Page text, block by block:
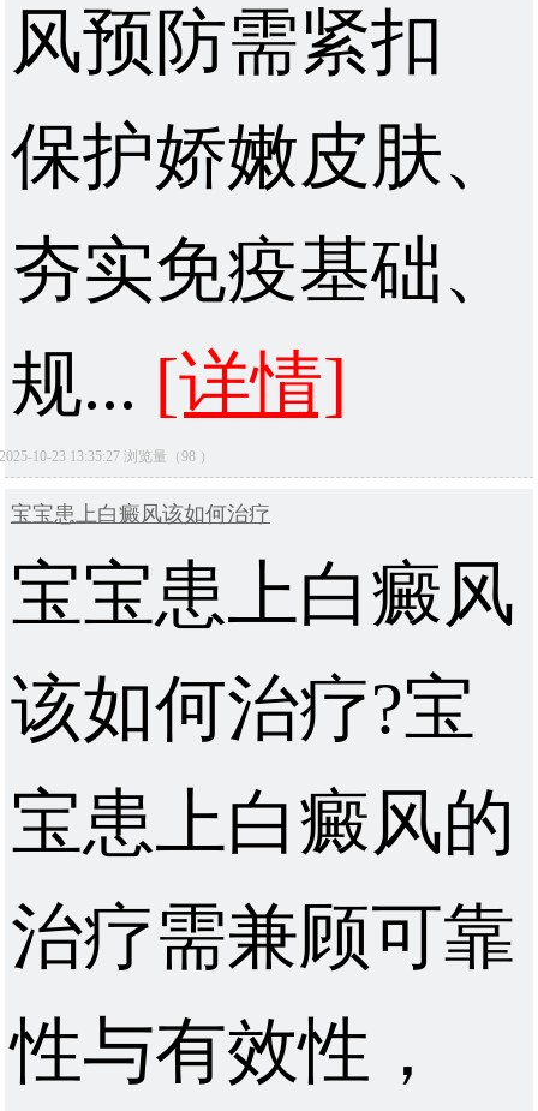
风预防需紧扣
保护娇嫩皮肤、
夯实免疫基础、
规... [详情]
10-23 13:35:27 浏览量（98 ）
宝宝患上白癜风该如何治疗
宝宝患上白癜风
该如何治疗?宝
宝患上白癜风的
治疗需兼顾可靠
性与有效性，